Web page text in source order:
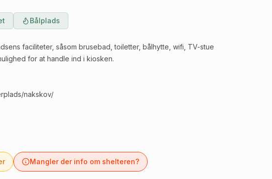
Bålplads
faciliteter, såsom brusebad, toiletter, bålhytte, wifi, TV-stue
for at handle ind i kiosken.
nakskov/
Mangler der info om shelteren?